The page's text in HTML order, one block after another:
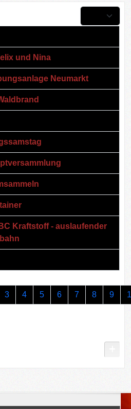
Anzeige #
und Nina
Neumarkt
Kraftstoff - auslaufender
Seite 1 von 15
3 4 5 6 7 8 9